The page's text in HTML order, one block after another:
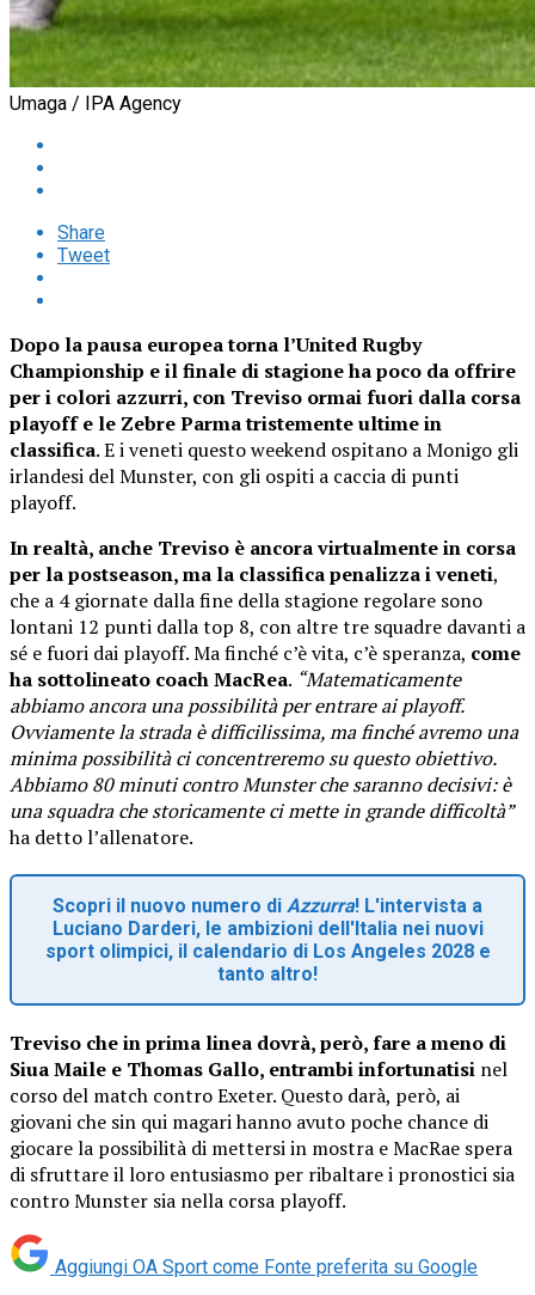
Umaga / IPA Agency
Share
Tweet
Dopo la pausa europea torna l’United Rugby
Championship e il finale di stagione ha poco da offrire
per i colori azzurri, con Treviso ormai fuori dalla corsa
playoff e le Zebre Parma tristemente ultime in
classifica. E i veneti questo weekend ospitano a Monigo gli
irlandesi del Munster, con gli ospiti a caccia di punti
playoff.
In realtà, anche Treviso è ancora virtualmente in corsa
per la postseason, ma la classifica penalizza i veneti,
che a 4 giornate dalla fine della stagione regolare sono
lontani 12 punti dalla top 8, con altre tre squadre davanti a
sé e fuori dai playoff. Ma finché c’è vita, c’è speranza, come
ha sottolineato coach MacRea. “Matematicamente
abbiamo ancora una possibilità per entrare ai playoff.
Ovviamente la strada è difficilissima, ma finché avremo una
minima possibilità ci concentreremo su questo obiettivo.
Abbiamo 80 minuti contro Munster che saranno decisivi: è
una squadra che storicamente ci mette in grande difficoltà”
ha detto l’allenatore.
Scopri il nuovo numero di Azzurra! L'intervista a
Luciano Darderi, le ambizioni dell'Italia nei nuovi
sport olimpici, il calendario di Los Angeles 2028 e
tanto altro!
Treviso che in prima linea dovrà, però, fare a meno di
Siua Maile e Thomas Gallo, entrambi infortunatisi nel
corso del match contro Exeter. Questo darà, però, ai
giovani che sin qui magari hanno avuto poche chance di
giocare la possibilità di mettersi in mostra e MacRae spera
di sfruttare il loro entusiasmo per ribaltare i pronostici sia
contro Munster sia nella corsa playoff.
Aggiungi OA Sport come Fonte preferita su Google